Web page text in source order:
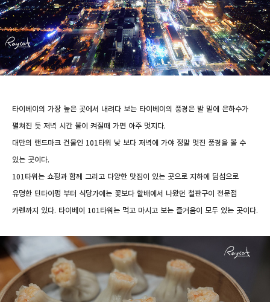
타이베이의 가장 높은 곳에서 내려다 보는 타이베이의 풍경은 발 밑에 은하수가
펼쳐진 듯 저녁 시간 불이 켜질때 가면 아주 멋지다.
대만의 랜드마크 건물인 101타워 낮 보다 저녁에 가야 정말 멋진 풍경을 볼 수
있는 곳이다.
101타워는 쇼핑과 함께 그리고 다양한 맛집이 있는 곳으로 지하에 딤섬으로
유명한 딘타이펑 부터 식당가에는 꽃보다 할배에서 나왔던 철판구이 전문점
카렌까지 있다. 타이베이 101타워는 먹고 마시고 보는 즐거움이 모두 있는 곳이다.